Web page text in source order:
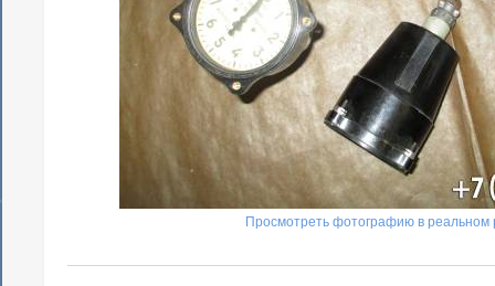
Просмотреть фотографию в реальном